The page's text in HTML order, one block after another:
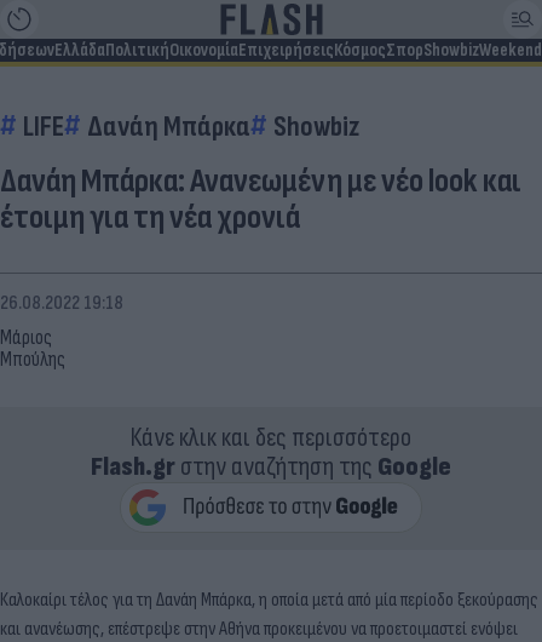
ΕλλάδαΠολιτικήΟικονομίαΕπιχειρήσειςΚόσμοςΣπορShowbizWeekend
LIFE Δανάη Μπάρκα Showbiz
Δανάη Μπάρκα: Ανανεωμένη με νέο look και
έτοιμη για τη νέα χρονιά
Μάριος
Μπούλης
26.08.2022 19:18
Κάνε κλικ και δες περισσότερο
Flash.grστην αναζήτηση της Google
Καλοκαίρι τέλος για τη Δανάη Μπάρκα, η οποία μετά από μία περίοδο ξεκούρασης
και ανανέωσης, επέστρεψε στην Αθήνα προκειμένου να προετοιμαστεί ενόψει